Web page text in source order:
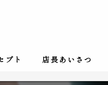
プト 店長あいさつ